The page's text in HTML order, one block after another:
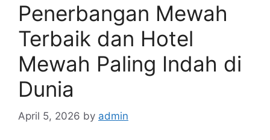
Penerbangan Mewah
Terbaik dan Hotel
Mewah Paling Indah di
Dunia
April 5, 2026 by admin